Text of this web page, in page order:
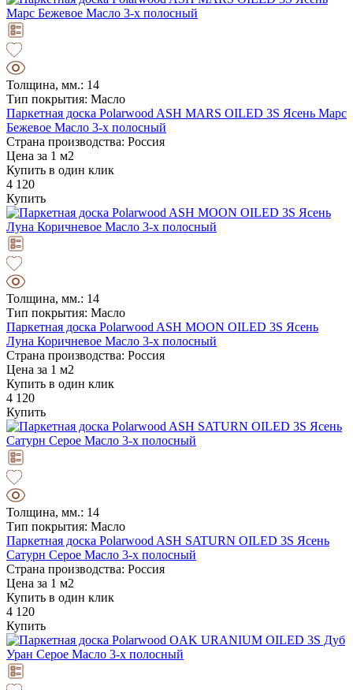
Толщина, мм.: 14
Тип покрытия: Масло
Паркетная доска Polarwood ASH MARS OILED 3S Ясень Марс
Бежевое Масло 3-х полосный
Страна производства: Россия
Цена за 1 м2
Купить в один клик
4 120
Купить
Толщина, мм.: 14
Тип покрытия: Масло
Паркетная доска Polarwood ASH MOON OILED 3S Ясень
Луна Коричневое Масло 3-х полосный
Страна производства: Россия
Цена за 1 м2
Купить в один клик
4 120
Купить
Толщина, мм.: 14
Тип покрытия: Масло
Паркетная доска Polarwood ASH SATURN OILED 3S Ясень
Сатурн Серое Масло 3-х полосный
Страна производства: Россия
Цена за 1 м2
Купить в один клик
4 120
Купить